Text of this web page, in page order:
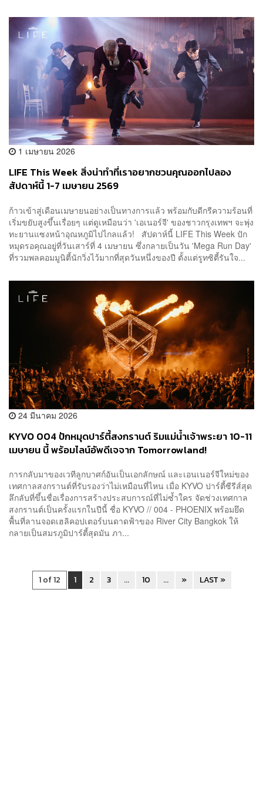
1 เมษายน 2026
LIFE This Week สิ่งน่าทำที่เราอยากชวนคุณออกไปลอง
สัปดาห์นี้ 1-7 เมษายน 2569
ก้าวเข้าสู่เดือนเมษายนอย่างเป็นทางการแล้ว พร้อมกับดีกรีความร้อนที่
เริ่มขยับสูงขึ้นเรื่อยๆ แต่ดูเหมือนว่า 'เอเนอร์จี' ของชาวกรุงเทพฯ จะพุ่ง
ทะยานแซงหน้าอุณหภูมิไปไกลแล้ว! สัปดาห์นี้ LIFE This Week ปัก
หมุดรอคุณอยู่ที่วันเสาร์ที่ 4 เมษายน ซึ่งกลายเป็นวัน 'Mega Run Day'
ที่รวมพลคอมมูนิตี้นักวิ่งไว้มากที่สุดวันหนึ่งของปี ตั้งแต่รูทซิตี้รันใจ...
24 มีนาคม 2026
KYVO 004 ปักหมุดปาร์ตี้สงกรานต์ ริมแม่น้ำเจ้าพระยา 10-11
เมษายน นี้ พร้อมไลน์อัพดีเจจาก Tomorrowland!
การกลับมาของเวทีลูกบาศก์อันเป็นเอกลักษณ์ และเอนเนอร์จีใหม่ของ
เทศกาลสงกรานต์ที่รับรองว่าไม่เหมือนที่ไหน เมื่อ KYVO ปาร์ตี้ซีรีส์สุด
ลึกลับที่ขึ้นชื่อเรื่องการสร้างประสบการณ์ที่ไม่ซ้ำใคร จัดช่วงเทศกาล
สงกรานต์เป็นครั้งแรกในปีนี้ ชื่อ KYVO // 004 - PHOENIX พร้อมยึด
พื้นที่ลานจอดเฮลิคอปเตอร์บนดาดฟ้าของ River City Bangkok ให้
กลายเป็นสมรภูมิปาร์ตี้สุดมัน ภา...
1 of 12 1 2 3 ... 10 ... » LAST »